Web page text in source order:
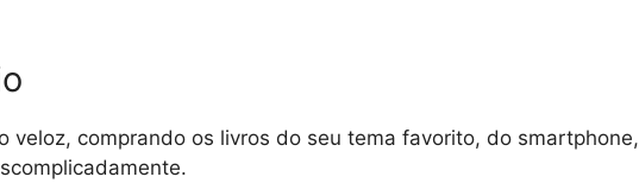
veloz, comprando os livros do seu tema favorito, do smartphone,